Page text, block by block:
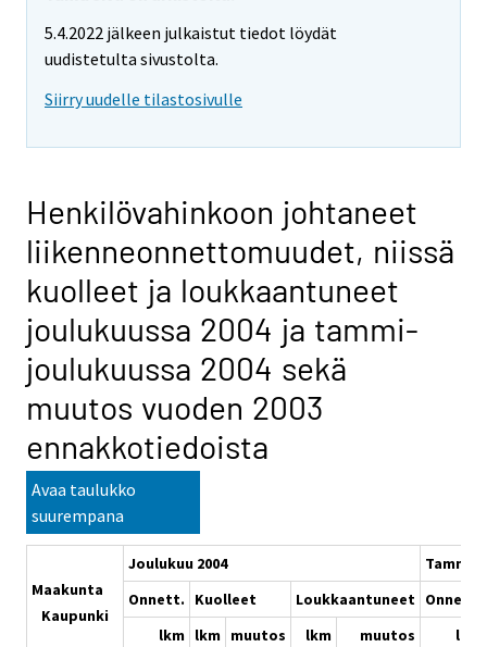
5.4.2022 jälkeen julkaistut tiedot löydät
uudistetulta sivustolta.
Siirry uudelle tilastosivulle
Henkilövahinkoon johtaneet
liikenneonnettomuudet, niissä
kuolleet ja loukkaantuneet
joulukuussa 2004 ja tammi-
joulukuussa 2004 sekä
muutos vuoden 2003
ennakkotiedoista
Avaa taulukko
suurempana
Maakunta
Kaupunki
Joulukuu 2004
Tammi-
Onnett.
Kuolleet Loukkaantuneet Onnett.
lkm lkm muutos lkm muutos
lkm